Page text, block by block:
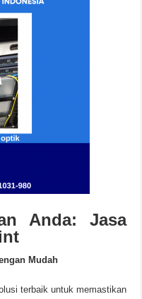
Anda: Jasa
Mudah
terbaik untuk memastikan